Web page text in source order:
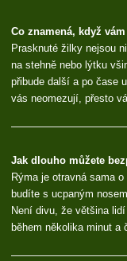
Co znamená, když
Prasknuté žilky nejsou
na stehně nebo lýtku
přibude další a po čase
vás neomezují, přesto
Jak dlouho můžete
Rýma je otravná sama
budíte s ucpaným
Není divu, že většina
během několika minut